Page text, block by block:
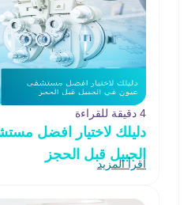
4 دقيقة للقراءة
دليلك لاختيار افضل
الجبيل قبل الحجز
اقرأ المزيد